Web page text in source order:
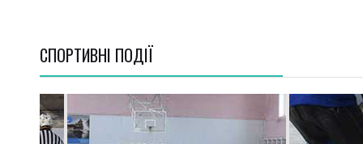
СПОРТИВНI ПОДІЇ